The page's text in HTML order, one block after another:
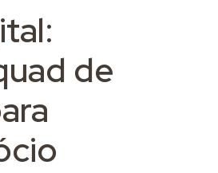
de